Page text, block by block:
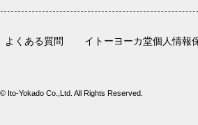
よくある質問 イトーヨーカ堂個人情報
Ito-Yokado Co.,Ltd. All Rights Reserved.